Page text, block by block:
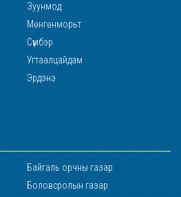
Зуунмод
Мөнгөнморьт
Сүмбэр
Угтаалцайдам
Эрдэнэ
Байгаль орчны газар
Боловсролын газар